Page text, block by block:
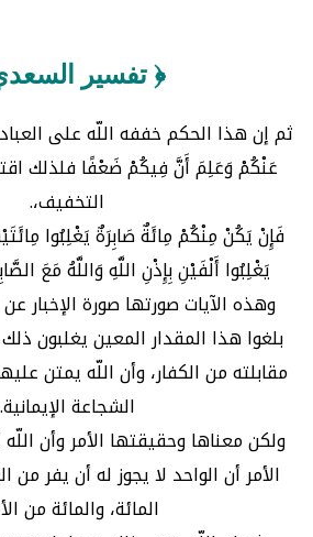
﴿ تفسير
ثم إن هذا الحكم خففه اللّه على
عَنْكُمْ وَعَلِمَ أَنَّ فِيكُمْ ضَعْفًا‏‏ فلذلك
التخفيف،‏.
‏‏فَإِنْ يَكُنْ مِنْكُمْ مِائَةٌ صَابِرَةٌ يَغْلِبُوا
يَغْلِبُوا أَلْفَيْنِ بِإِذْنِ اللَّهِ وَاللَّهُ مَعَ
وهذه الآيات صورتها صورة الإخبار
بلغوا هذا المقدار المعين يغلبون
مقابلته من الكفار، وأن اللّه يمتن
الشجاعة الإيمانية‏.
ولكن معناها وحقيقتها الأمر وأن
الأمر أن الواحد لا يجوز له أن يفر
المائة، والمائة من